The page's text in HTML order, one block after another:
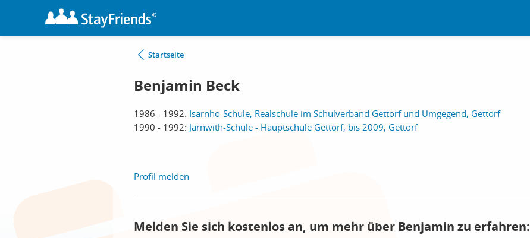
Startseite
Benjamin Beck
1986 - 1992: Isarnho-Schule, Realschule im Schulverband Gettorf und Umgegend, Gettorf
1990 - 1992: Jarnwith-Schule - Hauptschule Gettorf, bis 2009, Gettorf
Profil melden
Melden Sie sich kostenlos an, um mehr über Benjamin zu erfahren: